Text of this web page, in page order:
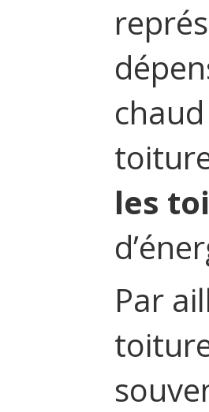
les
Par